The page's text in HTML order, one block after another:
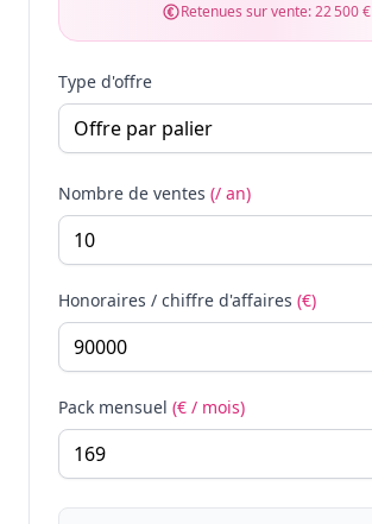
Retenues sur vente:22 500 €
Type d'offre
Nombre de ventes (/ an)
Honoraires / chiffre d'affaires (€)
Pack mensuel (€ / mois)